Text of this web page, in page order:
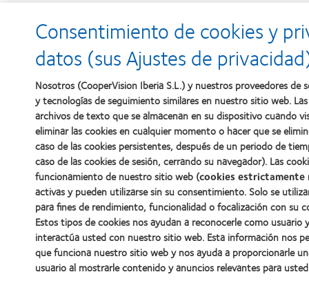
Consentimiento de cookies y
datos (sus Ajustes de
Nosotros (CooperVision Iberia S.L.) y nuestros proveedores de
y tecnologías de seguimiento similares en nuestro sitio web.
archivos de texto que se almacenan en su dispositivo cuando
eliminar las cookies en cualquier momento o hacer que se
caso de las cookies persistentes, después de un periodo de
caso de las cookies de sesión, cerrando su navegador). Las
funcionamiento de nuestro sitio web (cookies estrictamente
activas y pueden utilizarse sin su consentimiento. Solo se
para fines de rendimiento, funcionalidad o focalización con su
Estos tipos de cookies nos ayudan a reconocerle como usuario
interactúa usted con nuestro sitio web. Esta información nos
que funciona nuestro sitio web y nos ayuda a proporcionarle
usuario al mostrarle contenido y anuncios relevantes para